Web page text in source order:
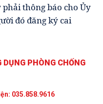
thông báo cho Ủy
đó đăng ký cai
PHÒNG CHỐNG
035.858.9616